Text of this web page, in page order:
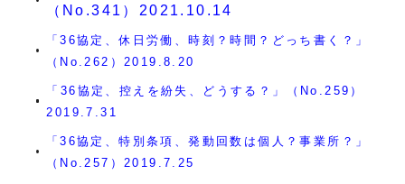
（No.341）2021.10.14
「36協定、休日労働、時刻？時間？どっち書く？」
（No.262）2019.8.20
「36協定、控えを紛失、どうする？」（No.259）
2019.7.31
「36協定、特別条項、発動回数は個人？事業所？」
（No.257）2019.7.25